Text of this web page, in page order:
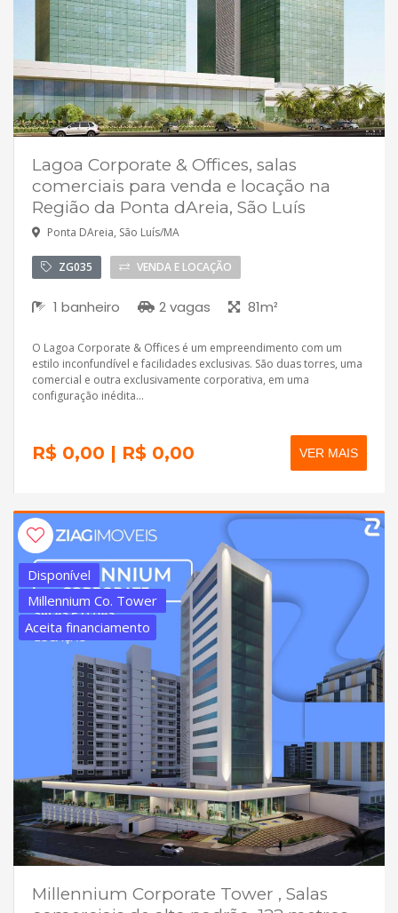
Lagoa Corporate & Offices, salas
comerciais para venda e locação na
Região da Ponta dAreia, São Luís
Ponta DAreia, São Luís/MA
ZG035 VENDA E LOCAÇÃO
1 banheiro 2 vagas 81m²
O Lagoa Corporate & Offices é um empreendimento com um
estilo inconfundível e facilidades exclusivas. São duas torres, uma
comercial e outra exclusivamente corporativa, em uma
configuração inédita...
R$ 0,00 | R$ 0,00 VER MAIS
Disponível
Millennium Co. Tower
Aceita financiamento
Millennium Corporate Tower , Salas